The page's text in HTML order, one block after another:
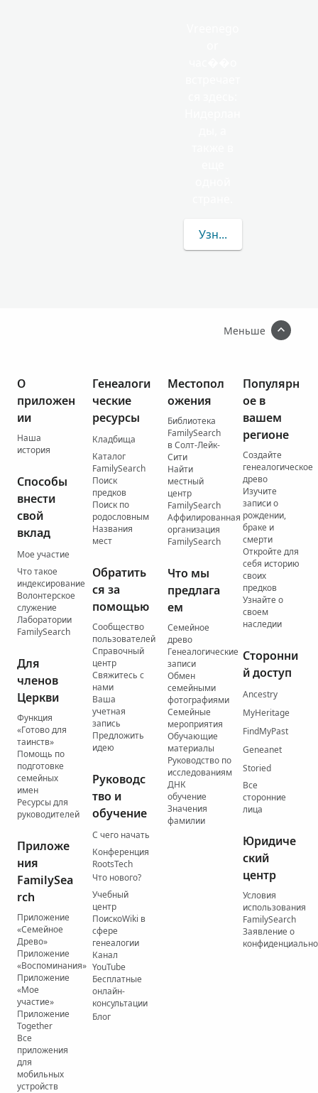
Узнать больше о
Меньше
О
приложен
ии
Наша
история
Способы
внести
свой
вклад
Мое участие
Что такое
индексирование
Волонтерское
служение
Лаборатории
FamilySearch
Для
членов
Церкви
Функция
«Готово для
таинств»
Помощь по
подготовке
семейных
имен
Ресурсы для
руководителей
Приложе
ния
FamilySea
rch
Приложение
«Семейное
Древо»
Приложение
«Воспоминания»
Приложение
«Мое
участие»
Приложение
Together
Все
приложения
для
мобильных
устройств
Генеалоги
ческие
ресурсы
Кладбища
Каталог
FamilySearch
Поиск
предков
Поиск по
родословным
Названия
мест
Обратить
ся за
помощью
Сообщество
пользователей
Справочный
центр
Свяжитесь с
нами
Ваша
учетная
запись
Предложить
идею
Руководс
тво и
обучение
С чего начать
Конференция
RootsTech
Что нового?
Учебный
центр
ПоискоWiki в
сфере
генеалогии
Канал
YouTube
Бесплатные
онлайн-
консультации
Блог
Местопол
ожения
Библиотека
FamilySearch
в Солт-Лейк-
Сити
Найти
местный
центр
FamilySearch
Аффилированная
организация
FamilySearch
Что мы
предлага
ем
Семейное
древо
Генеалогические
записи
Обмен
семейными
фотографиями
Семейные
мероприятия
Обучающие
материалы
Руководство по
исследованиям
ДНК
обучение
Значения
фамилии
Популярн
ое в
вашем
регионе
Создайте
генеалогическое
древо
Изучите
записи о
рождении,
браке и
смерти
Откройте для
себя историю
своих
предков
Узнайте о
своем
наследии
Сторонни
й доступ
Ancestry
MyHeritage
FindMyPast
Geneanet
Storied
Все
сторонние
лица
Юридиче
ский
центр
Условия
использования
FamilySearch
Заявление о